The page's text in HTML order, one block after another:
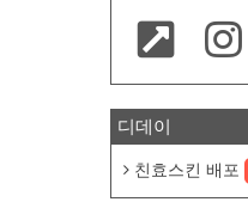
디데이
친효스킨 배포